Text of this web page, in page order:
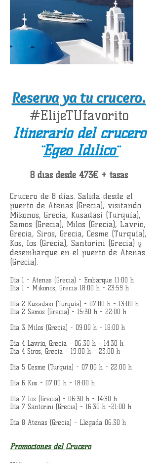
Reserva ya tu crucero.
#ElijeTUfavorito
Itinerario del crucero
¨Egeo Idílico¨
8 días desde 473€ + tasas
Crucero de 8 días. Salida desde el
puerto de Atenas (Grecia), visitando
Mikonos, Grecia, Kusadasi (Turquía),
Samos (Grecia), Milos (Grecia), Lavrio,
Grecia, Siros, Grecia, Cesme (Turquía),
Kos, Ios (Grecia), Santorini (Grecia) y
desembarque en el puerto de Atenas
(Grecia).
Día 1 - Atenas (Grecia) - Embarque 11:00 h
Día 1 - Mikonos, Grecia 18:00 h - 23:59 h
Día 2 Kusadasi (Turquía) - 07:00 h - 13:00 h
Día 2 Samos (Grecia) - 15:30 h - 22:00 h
Día 3 Milos (Grecia) - 09:00 h - 18:00 h
Día 4 Lavrio, Grecia - 06:30 h - 14:30 h
Día 4 Siros, Grecia - 19:00 h - 23:00 h
Día 5 Cesme (Turquía) - 07:00 h - 22:00 h
Día 6 Kos - 07:00 h - 18:00 h
Día 7 Ios (Grecia) - 06:30 h - 14:30 h
Día 7 Santorini (Grecia) - 16:30 h -21:00 h
Día 8 Atenas (Grecia) - Llegada 06:30 h
Promociones del Crucero